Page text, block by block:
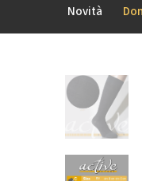
Novità